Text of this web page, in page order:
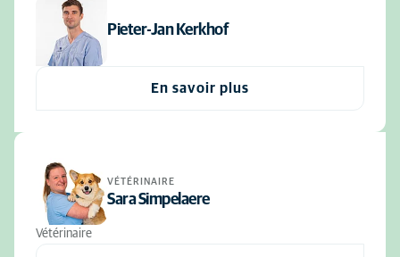
Pieter-Jan Kerkhof
En savoir plus
VÉTÉRINAIRE
Sara Simpelaere
Vétérinaire